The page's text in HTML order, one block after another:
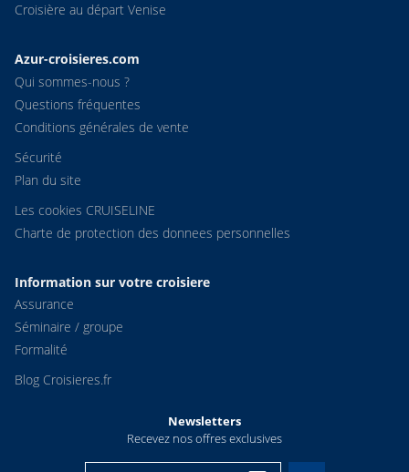
Croisière au départ Venise
Azur-croisieres.com
Qui sommes-nous ?
Questions fréquentes
Conditions générales de vente
Sécurité
Plan du site
Les cookies CRUISELINE
Charte de protection des donnees personnelles
Information sur votre croisiere
Assurance
Séminaire / groupe
Formalité
Blog Croisieres.fr
Newsletters
Recevez nos offres exclusives